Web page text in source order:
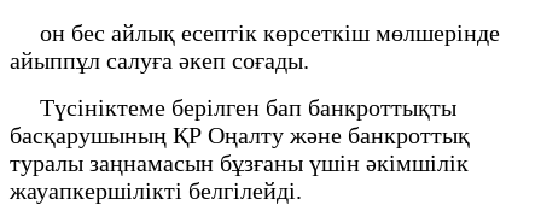
он бес айлық есептік көрсеткіш мөлшерінде
айыппұл салуға әкеп соғады.
Түсініктеме берілген бап банкроттықты
басқарушының ҚР Оңалту және банкроттық
туралы заңнамасын бұзғаны үшін әкімшілік
жауапкершілікті белгілейді.